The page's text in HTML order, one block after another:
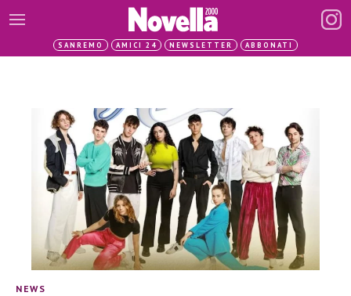
SANREMO AMICI 24 NEWSLETTER ABBONATI
NEWS